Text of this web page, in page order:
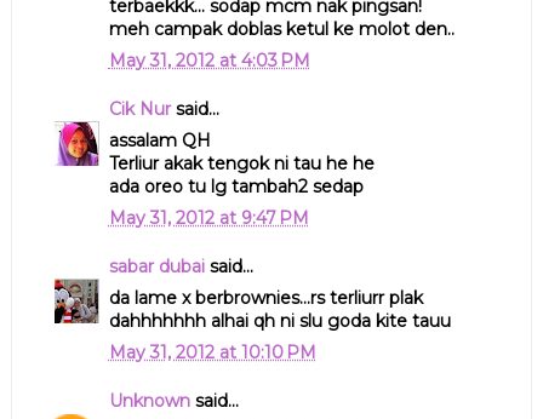
terbaekkk... sodap mcm nak pingsan!
meh campak doblas ketul ke molot den..
May 31, 2012 at 4:03 PM
Cik Nursaid...
assalam QH
Terliur akak tengok ni tau he he
ada oreo tu lg tambah2 sedap
May 31, 2012 at 9:47 PM
sabar dubaisaid...
da lame x berbrownies...rs terliurr plak
dahhhhhhh alhai qh ni slu goda kite tauu
May 31, 2012 at 10:10 PM
Unknownsaid...